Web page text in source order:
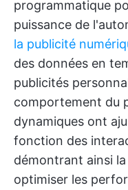
programmatique
puissance de
la publicité
des données en
publicités
comportement du
dynamiques ont
fonction des
démontrant ainsi
optimiser les